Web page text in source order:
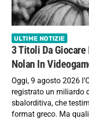
ULTIME NOTIZIE
3 Titoli Da Giocare
Nolan In
Oggi, 9 agosto 2026
registrato un miliardo
sbalorditiva, che
format greco. Ma